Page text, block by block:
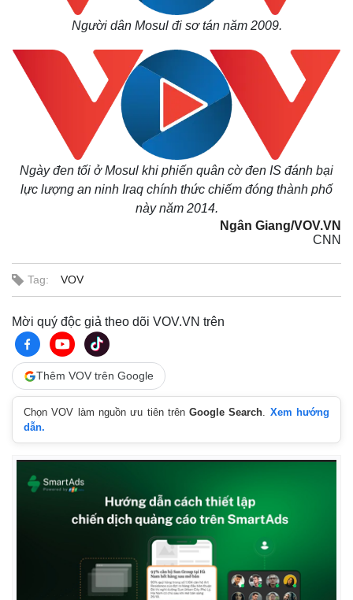
Người dân Mosul đi sơ tán năm 2009.
Ngày đen tối ở Mosul khi phiến quân cờ đen IS đánh bại
lực lượng an ninh Iraq chính thức chiếm đóng thành phố
này năm 2014.
Ngân Giang/VOV.VN
CNN
Tag: VOV
Mời quý độc giả theo dõi VOV.VN trên
Thêm VOV trên Google
Chọn VOV làm nguồn ưu tiên trênGoogle Search. Xem hướng
dẫn.